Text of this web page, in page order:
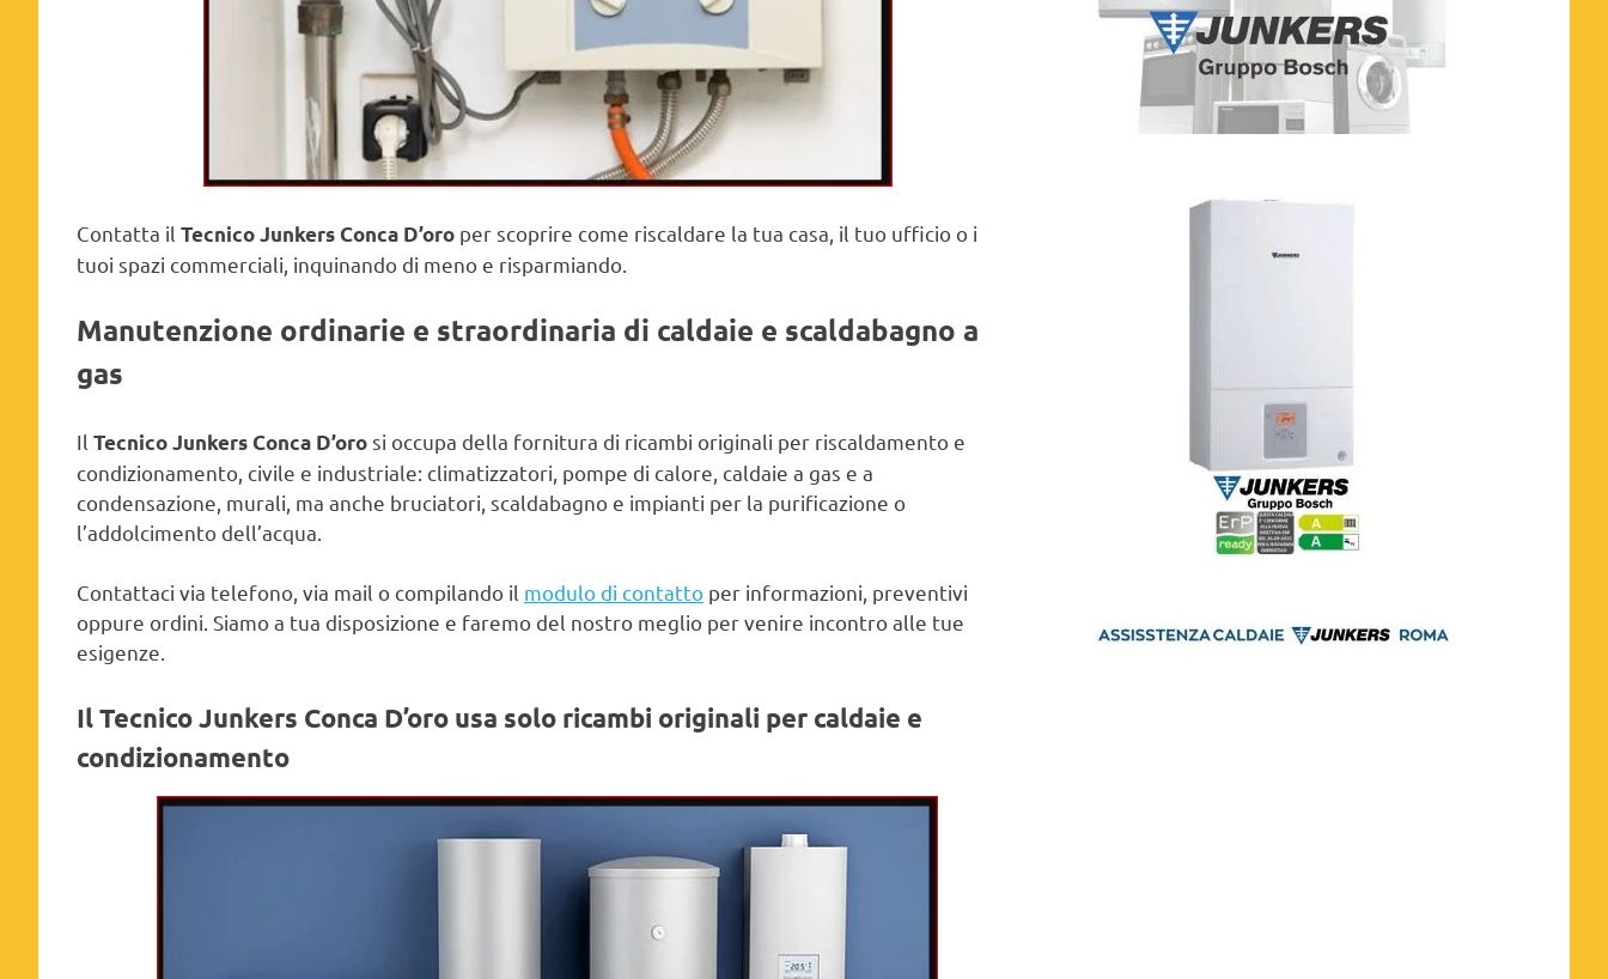
Contatta il Tecnico Junkers Conca D’oro per scoprire come riscaldare la tua casa, il tuo ufficio o i
tuoi spazi commerciali, inquinando di meno e risparmiando.
Manutenzione ordinarie e straordinaria di caldaie e scaldabagno a
gas
Il Tecnico Junkers Conca D’oro si occupa della fornitura di ricambi originali per riscaldamento e
condizionamento, civile e industriale: climatizzatori, pompe di calore, caldaie a gas e a
condensazione, murali, ma anche bruciatori, scaldabagno e impianti per la purificazione o
l’addolcimento dell’acqua.
Contattaci via telefono, via mail o compilando il modulo di contatto per informazioni, preventivi
oppure ordini. Siamo a tua disposizione e faremo del nostro meglio per venire incontro alle tue
esigenze.
Il Tecnico Junkers Conca D’oro usa solo ricambi originali per caldaie e
condizionamento